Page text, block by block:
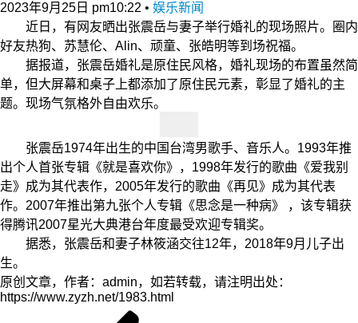
2023年9月25日 pm10:22 • 娱乐新闻
近日，有网友晒出张震岳与妻子举行婚礼的现场照片。圈内
好友热狗、苏慧伦、Alin、顽童、张皓明等到场祝福。
据报道，张震岳婚礼是原住民风格，婚礼现场的布置虽然简
单，但大屏幕和桌子上都添加了原住民元素，彰显了婚礼的主
题。现场气氛格外自由欢乐。
张震岳1974年出生的中国台湾男歌手、音乐人。1993年推
出个人首张专辑《就是喜欢你》，1998年发行的歌曲《爱我别
走》成为其代表作，2005年发行的歌曲《再见》成为其代表
作。2007年推出第九张个人专辑《思念是一种病》 ，该专辑获
得腾讯2007星光大典港台年度最受欢迎专辑奖。
据悉，张震岳和妻子林筱涵交往12年，2018年9月儿子出
生。
原创文章，作者：admin，如若转载，请注明出处：
https://www.zyzh.net/1983.html